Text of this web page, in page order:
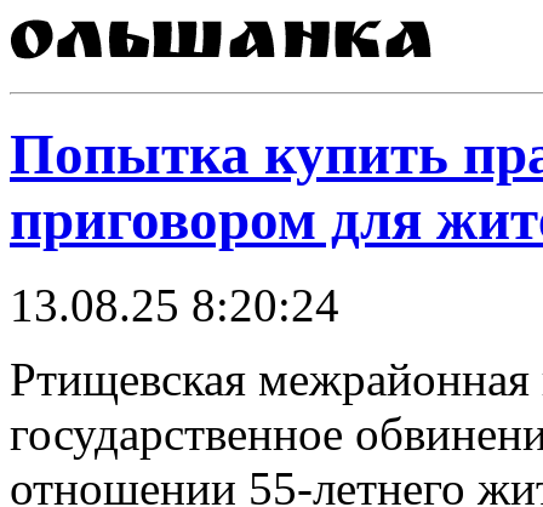
Попытка купить
приговором для
13.08.25 8:20:24
Ртищевская межрайонная
государственное
отношении 55-летнего